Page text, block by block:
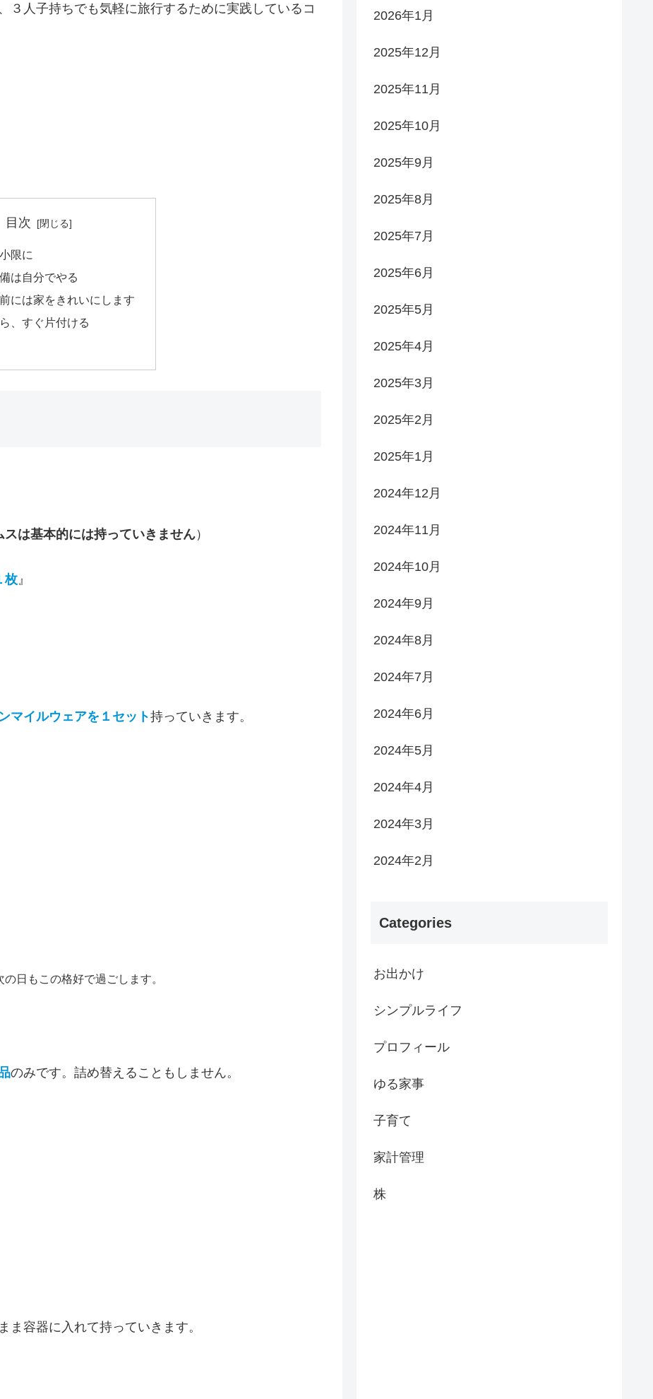
３人子持ちでも気軽に旅行するために実践しているコ
目次
限に
は自分でやる
には家をきれいにします
、すぐ片付ける
スは基本的には持っていきません）
枚』
マイルウェアを１セット持っていきます。
日もこの格好で過ごします。
のみです。詰め替えることもしません。
容器に入れて持っていきます。
2026年1月
2025年12月
2025年11月
2025年10月
2025年9月
2025年8月
2025年7月
2025年6月
2025年5月
2025年4月
2025年3月
2025年2月
2025年1月
2024年12月
2024年11月
2024年10月
2024年9月
2024年8月
2024年7月
2024年6月
2024年5月
2024年4月
2024年3月
2024年2月
Categories
お出かけ
シンプルライフ
プロフィール
ゆる家事
子育て
家計管理
株